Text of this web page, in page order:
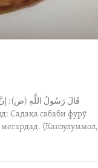
قَالَ رَسُولُ اللَّهِ (ص):
Садақа сабаби фурӯ
(Канзулуммол,